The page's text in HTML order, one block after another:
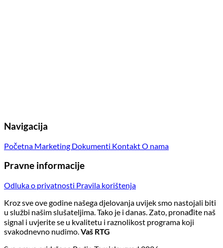
Navigacija
Početna Marketing Dokumenti KontaktO nama
Pravne informacije
Odluka o privatnosti Pravila korištenja
Kroz sve ove godine našega djelovanja uvijek smo nastojali biti
u službi našim slušateljima. Tako je i danas. Zato, pronađite naš
signal i uvjerite se u kvalitetu i raznolikost programa koji
svakodnevno nudimo.Vaš RTG